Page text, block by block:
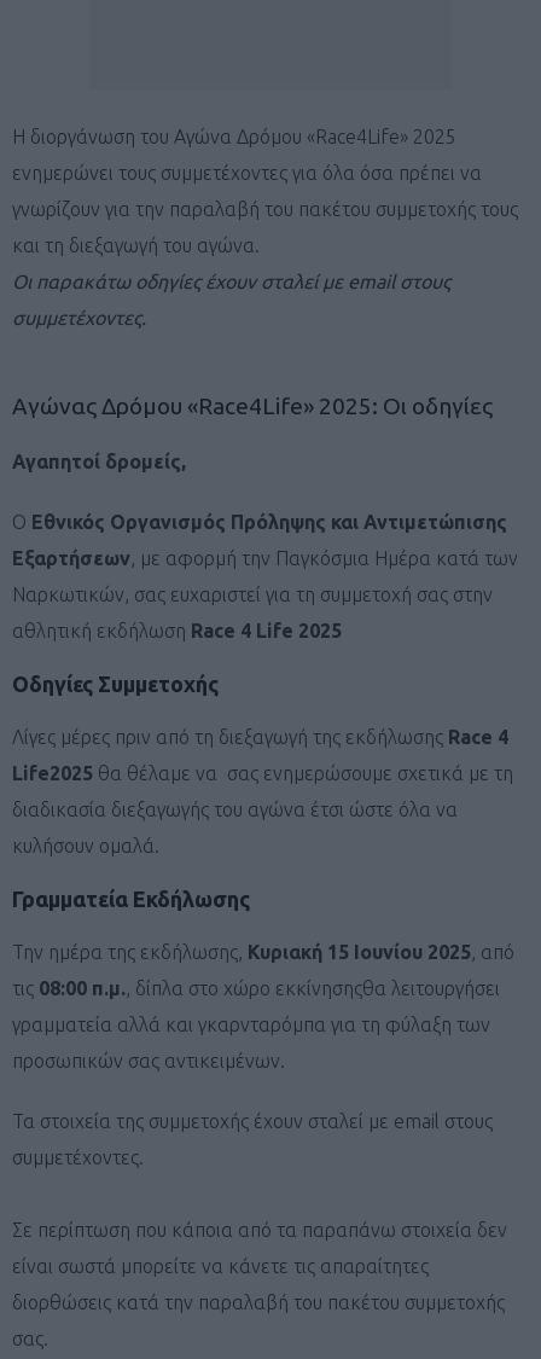
Η διοργάνωση του Αγώνα Δρόμου «Race4Life» 2025
ενημερώνει τους συμμετέχοντες για όλα όσα πρέπει να
γνωρίζουν για την παραλαβή του πακέτου συμμετοχής τους
και τη διεξαγωγή του αγώνα.
Οι παρακάτω οδηγίες έχουν σταλεί με email στους
συμμετέχοντες.
Αγώνας Δρόμου «Race4Life» 2025: Οι οδηγίες
Αγαπητοί δρομείς,
Ο Εθνικός Οργανισμός Πρόληψης και Αντιμετώπισης
Εξαρτήσεων, με αφορμή την Παγκόσμια Ημέρα κατά των
Ναρκωτικών, σας ευχαριστεί για τη συμμετοχή σας στην
αθλητική εκδήλωση Race 4 Life 2025
Οδηγίες Συμμετοχής
Λίγες μέρες πριν από τη διεξαγωγή της εκδήλωσης Race 4
Life2025 θα θέλαμε να σας ενημερώσουμε σχετικά με τη
διαδικασία διεξαγωγής του αγώνα έτσι ώστε όλα να
κυλήσουν ομαλά.
Γραμματεία Εκδήλωσης
Την ημέρα της εκδήλωσης, Κυριακή 15 Ιουνίου 2025, από
τις 08:00 π.μ., δίπλα στο χώρο εκκίνησηςθα λειτουργήσει
γραμματεία αλλά και γκαρνταρόμπα για τη φύλαξη των
προσωπικών σας αντικειμένων.
Τα στοιχεία της συμμετοχής έχουν σταλεί με email στους
συμμετέχοντες.
Σε περίπτωση που κάποια από τα παραπάνω στοιχεία δεν
είναι σωστά μπορείτε να κάνετε τις απαραίτητες
διορθώσεις κατά την παραλαβή του πακέτου συμμετοχής
σας.